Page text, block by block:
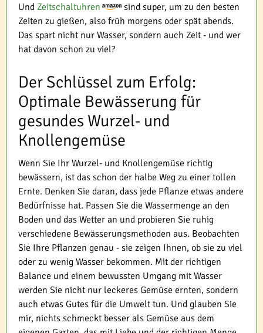
Und Zeitschaltuhren
sind super, um zu den besten
Zeiten zu gießen, also früh morgens oder spät abends.
Das spart nicht nur Wasser, sondern auch Zeit - und wer
hat davon schon zu viel?
Der Schlüssel zum Erfolg:
Optimale Bewässerung für
gesundes Wurzel- und
Knollengemüse
Wenn Sie Ihr Wurzel- und Knollengemüse richtig
bewässern, ist das schon der halbe Weg zu einer tollen
Ernte. Denken Sie daran, dass jede Pflanze etwas andere
Bedürfnisse hat. Passen Sie die Wassermenge an den
Boden und das Wetter an und probieren Sie ruhig
verschiedene Bewässerungsmethoden aus. Beobachten
Sie Ihre Pflanzen genau - sie zeigen Ihnen, ob sie zu viel
oder zu wenig Wasser bekommen. Mit der richtigen
Balance und einem bewussten Umgang mit Wasser
werden Sie nicht nur leckeres Gemüse ernten, sondern
auch etwas Gutes für die Umwelt tun. Und glauben Sie
mir, nichts schmeckt besser als Gemüse aus dem